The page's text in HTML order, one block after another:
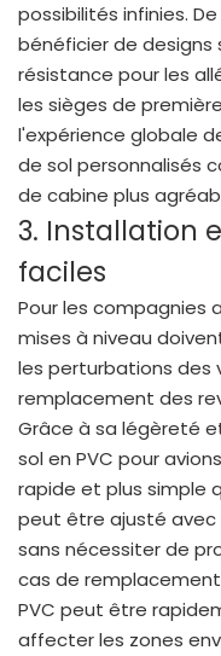
possibilités infinies.
bénéficier de designs
résistance pour les
les sièges de
l'expérience globale
de sol personnalisés
de cabine plus
3. Installation
faciles
Pour les compagnies
mises à niveau
les perturbations des
remplacement des
Grâce à sa légèreté
sol en PVC pour
rapide et plus simple
peut être ajusté avec
sans nécessiter de
cas de
PVC peut être
affecter les zones